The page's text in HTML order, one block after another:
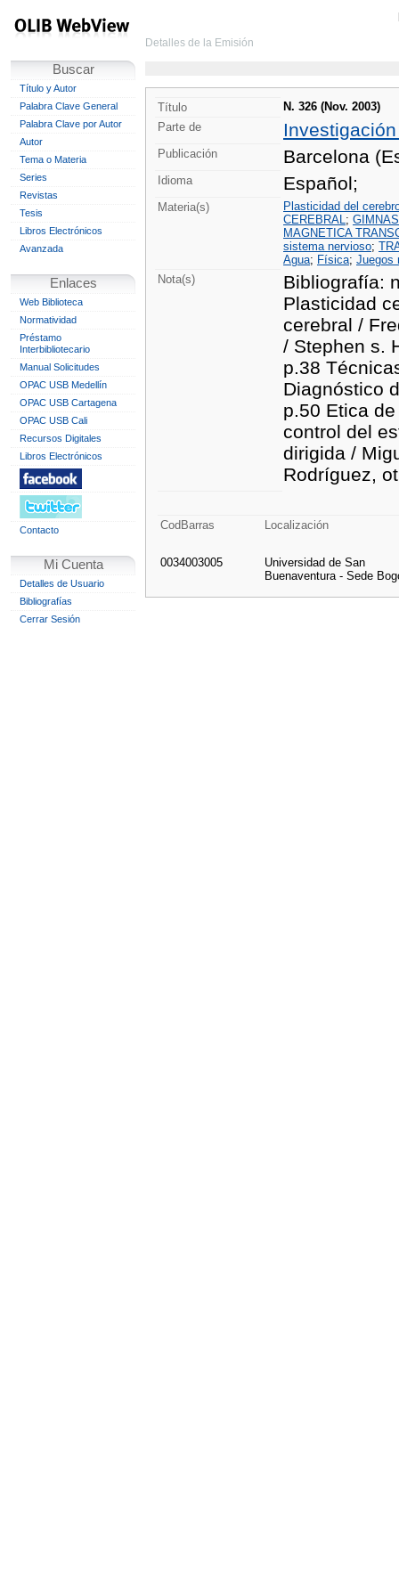
Buscar
Título y Autor
Palabra Clave General
Palabra Clave por Autor
Autor
Tema o Materia
Series
Revistas
Tesis
Libros Electrónicos
Avanzada
Enlaces
Web Biblioteca
Normatividad
Préstamo
Interbibliotecario
Manual Solicitudes
OPAC USB Medellín
OPAC USB Cartagena
OPAC USB Cali
Recursos Digitales
Libros Electrónicos
Contacto
Mi Cuenta
Detalles de Usuario
Bibliografías
Cerrar Sesión
Detalles de la Emisión
Título
N. 326 (Nov. 2003)
Parte de
Publicación Barcelona
Idioma Español;
Materia(s)
Plasticidad del
CEREBRAL;
MAGNETICA
sistema nervioso;
Agua; Física; Juegos
Nota(s)
Bibliografía:
Plasticidad
cerebral /
/ Stephen s.
p.38
Diagnóstico
p.50 Etica
control del
dirigida /
Rodríguez,
CodBarras Localización
0034003005
Universidad de San
Buenaventura - Sede